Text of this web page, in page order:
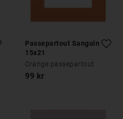
Passepartout Sanguine
15x21
Orange passepartout
99 kr